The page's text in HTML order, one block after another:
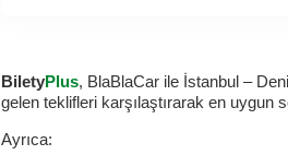
BiletyPlus, BlaBlaCar ile İstanbul –
gelen teklifleri karşılaştırarak en uygun
Ayrıca: